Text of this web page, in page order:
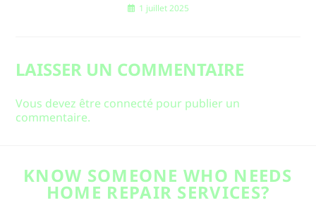
1 juillet 2025
LAISSER UN COMMENTAIRE
Vous devez être connecté pour publier un
commentaire.
KNOW SOMEONE WHO NEEDS
HOME REPAIR SERVICES?